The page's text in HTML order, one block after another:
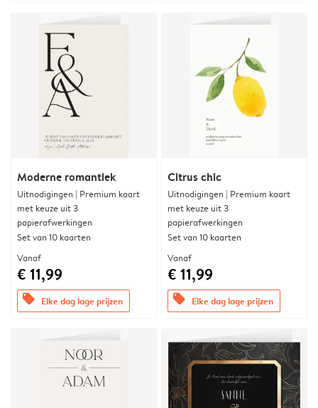
Moderne romantiek
Uitnodigingen | Premium kaart
met keuze uit 3
papierafwerkingen
Set van 10 kaarten
Vanaf
€ 11,99
offers Elke dag lage prijzen
Citrus chic
Uitnodigingen | Premium kaart
met keuze uit 3
papierafwerkingen
Set van 10 kaarten
Vanaf
€ 11,99
offers Elke dag lage prijzen